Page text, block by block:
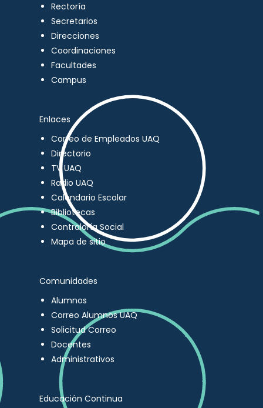
Rectoría
Secretarios
Direcciones
Coordinaciones
Facultades
Campus
Enlaces
Correo de Empleados UAQ
Directorio
TV UAQ
Radio UAQ
Calendario Escolar
Bibliotecas
Contraloría Social
Mapa de sitio
Comunidades
Alumnos
Correo Alumnos UAQ
Solicitud Correo
Docentes
Administrativos
Educación Continua